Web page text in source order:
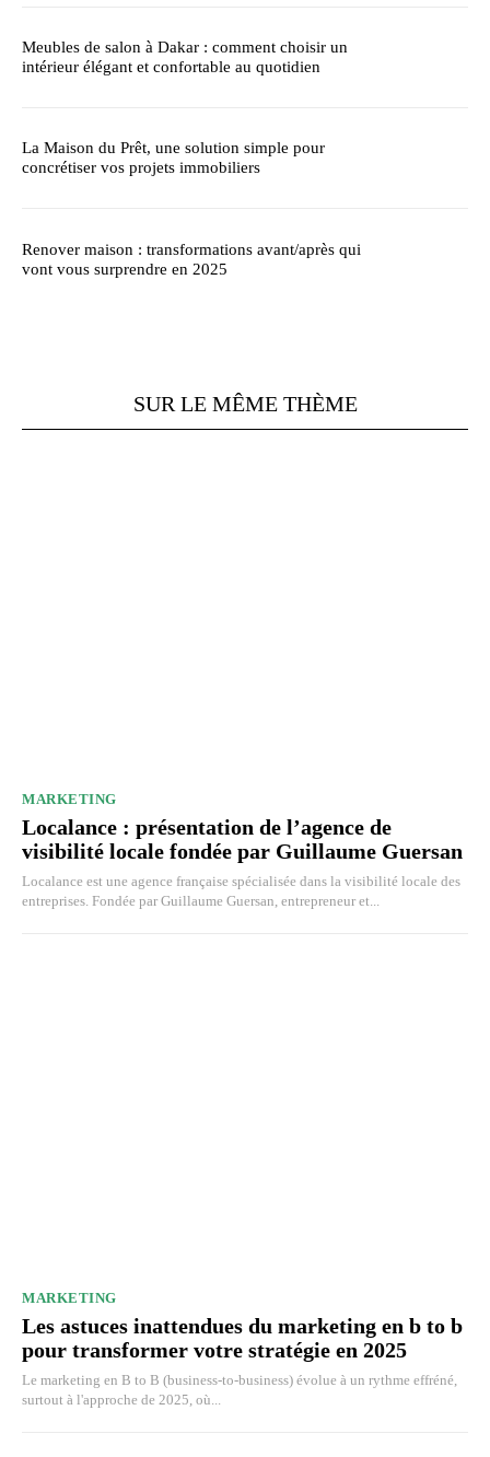
Meubles de salon à Dakar : comment choisir un
intérieur élégant et confortable au quotidien
La Maison du Prêt, une solution simple pour
concrétiser vos projets immobiliers
Renover maison : transformations avant/après qui
vont vous surprendre en 2025
SUR LE MÊME THÈME
MARKETING
Localance : présentation de l’agence de
visibilité locale fondée par Guillaume Guersan
Localance est une agence française spécialisée dans la visibilité locale des
entreprises. Fondée par Guillaume Guersan, entrepreneur et...
MARKETING
Les astuces inattendues du marketing en b to b
pour transformer votre stratégie en 2025
Le marketing en B to B (business-to-business) évolue à un rythme effréné,
surtout à l'approche de 2025, où...